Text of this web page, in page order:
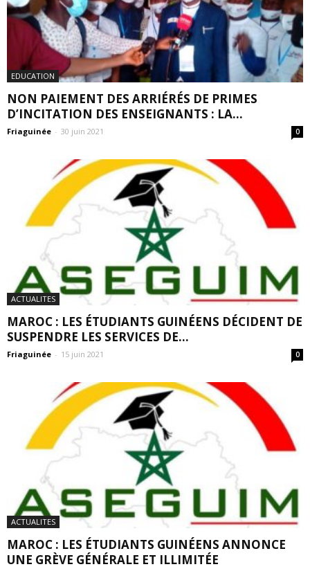
EDUCATION
NON PAIEMENT DES ARRIÉRÉS DE PRIMES
D’INCITATION DES ENSEIGNANTS : LA...
Friaguinée - 30 juin 2021 0
ACTUALITES
MAROC : LES ÉTUDIANTS GUINÉENS DÉCIDENT DE
SUSPENDRE LES SERVICES DE...
Friaguinée - 15 juin 2021 0
ACTUALITES
MAROC : LES ÉTUDIANTS GUINÉENS ANNONCE
UNE GRÈVE GÉNÉRALE ET ILLIMITÉE